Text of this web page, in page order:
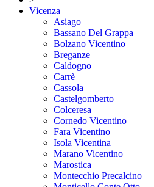
Vicenza
Asiago
Bassano Del Grappa
Bolzano Vicentino
Breganze
Caldogno
Carrè
Cassola
Castelgomberto
Colceresa
Cornedo Vicentino
Fara Vicentino
Isola Vicentina
Marano Vicentino
Marostica
Montecchio Precalcino